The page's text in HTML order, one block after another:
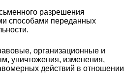
разрешения
способами переданных
организационные и
уничтожения, изменения,
действий в отношении